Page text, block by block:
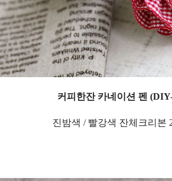
커피한잔 카네이션 펜
진밤색 / 빨강색 잔체크리본